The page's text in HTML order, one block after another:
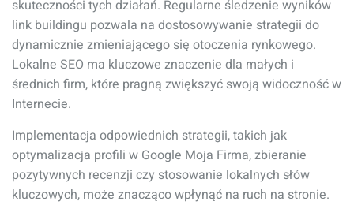
skuteczności tych działań. Regularne śledzenie wyników
link buildingu pozwala na dostosowywanie strategii do
dynamicznie zmieniającego się otoczenia rynkowego.
Lokalne SEO ma kluczowe znaczenie dla małych i
średnich firm, które pragną zwiększyć swoją widoczność w
Internecie.
Implementacja odpowiednich strategii, takich jak
optymalizacja profili w Google Moja Firma, zbieranie
pozytywnych recenzji czy stosowanie lokalnych słów
kluczowych, może znacząco wpłynąć na ruch na stronie.